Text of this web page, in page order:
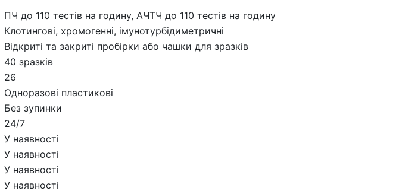
ПЧ до 110 тестів на годину, АЧТЧ до 110 тестів на годину
Клотингові, хромогенні, імунотурбідиметричні
Відкриті та закриті пробірки або чашки для зразків
40 зразків
26
Одноразові пластикові
Без зупинки
24/7
У наявності
У наявності
У наявності
У наявності